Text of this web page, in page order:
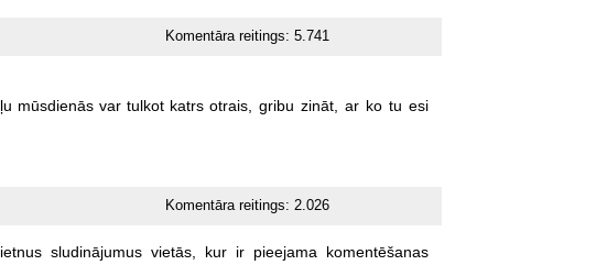
Komentāra reitings:5.741
mūsdienās var tulkot katrs otrais, gribu zināt, ar ko tu esi
Komentāra reitings:2.026
sludinājumus vietās, kur ir pieejama
komentēšanas